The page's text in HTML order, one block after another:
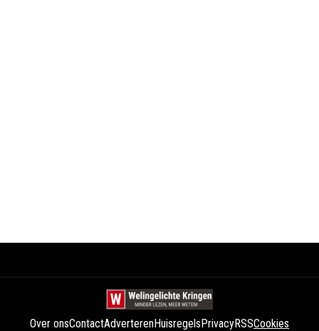
Over onsContactAdverterenHuisregelsPrivacyRSSCookies